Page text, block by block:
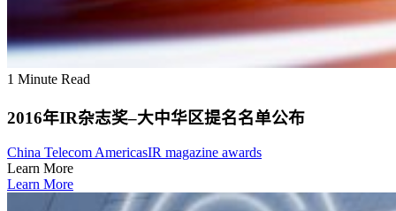
1 Minute Read
2016年IR杂志奖–大中华区提名名单公布
China Telecom AmericasIR magazine awards
Learn More
Learn More